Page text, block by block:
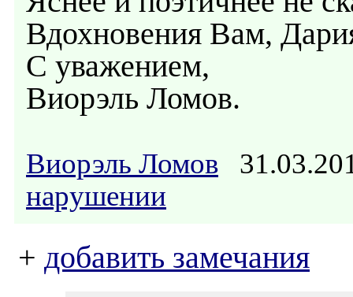
Вдохновения Вам,
С уважением,
Виорэль Ломов.
Виорэль Ломов
нарушении
+ добавить замечания